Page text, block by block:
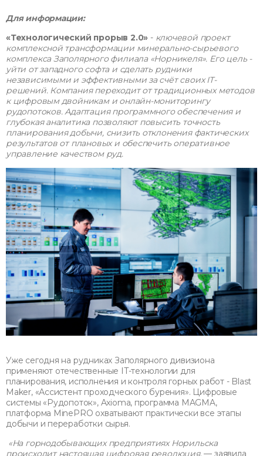
Для информации:
«Технологический прорыв 2.0» - ключевой проект
комплексной трансформации минерально-сырьевого
комплекса Заполярного филиала «Норникеля». Его цель -
уйти от западного софта и сделать рудники
независимыми и эффективными за счёт своих IT-
решений. Компания переходит от традиционных методов
к цифровым двойникам и онлайн-мониторингу
рудопотоков. Адаптация программного обеспечения и
глубокая аналитика позволяют повысить точность
планирования добычи, снизить отклонения фактических
результатов от плановых и обеспечить оперативное
управление качеством руд.
Уже сегодня на рудниках Заполярного дивизиона
применяют отечественные IT-технологии для
планирования, исполнения и контроля горных работ - Blast
Maker, «Ассистент проходческого бурения». Цифровые
системы «Рудопоток», Axioma, программа MAGMA,
платформа MinePRO охватывают практически все этапы
добычи и переработки сырья.
«На горнодобывающих предприятиях Норильска
происходит настоящая цифровая революция, — заявила